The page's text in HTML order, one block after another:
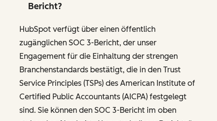
Bericht?
HubSpot verfügt über einen öffentlich
zugänglichen SOC 3-Bericht, der unser
Engagement für die Einhaltung der strengen
Branchenstandards bestätigt, die in den Trust
Service Principles (TSPs) des American Institute of
Certified Public Accountants (AICPA) festgelegt
sind. Sie können den SOC 3-Bericht im oben